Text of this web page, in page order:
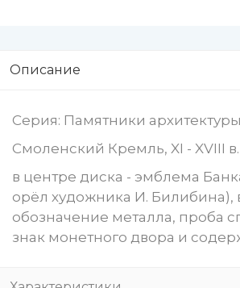
Описание
Серия: Памятники
Смоленский Кремль, XI - XVIII
в центре диска - эмблема
орёл художника И. Билибина),
обозначение металла, проба
знак монетного двора и